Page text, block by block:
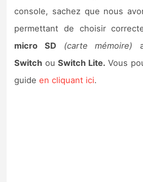
console, sachez que nous
permettant de choisir
micro SD (carte mémoire)
Switch ouSwitch Lite. Vous
guideen cliquant ici.